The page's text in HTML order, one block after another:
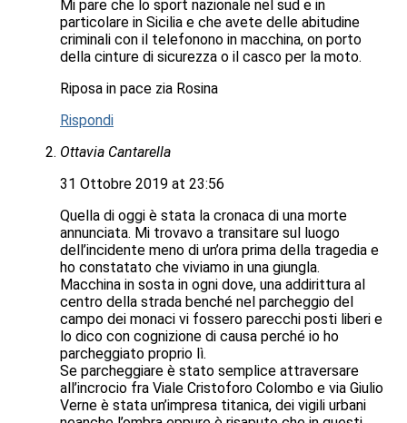
Mi pare che lo sport nazionale nel sud e in
particolare in Sicilia e che avete delle abitudine
criminali con il telefonono in macchina, on porto
della cinture di sicurezza o il casco per la moto.
Riposa in pace zia Rosina
Rispondi
Ottavia Cantarella
31 Ottobre 2019 at 23:56
Quella di oggi è stata la cronaca di una morte
annunciata. Mi trovavo a transitare sul luogo
dell’incidente meno di un’ora prima della tragedia e
ho constatato che viviamo in una giungla.
Macchina in sosta in ogni dove, una addirittura al
centro della strada benché nel parcheggio del
campo dei monaci vi fossero parecchi posti liberi e
lo dico con cognizione di causa perché io ho
parcheggiato proprio lì.
Se parcheggiare è stato semplice attraversare
all’incrocio fra Viale Cristoforo Colombo e via Giulio
Verne è stata un’impresa titanica, dei vigili urbani